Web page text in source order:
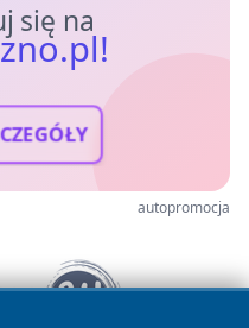
się na
autopromocja